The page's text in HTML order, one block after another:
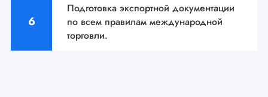
Подготовка экспортной документации
по всем правилам международной
торговли.